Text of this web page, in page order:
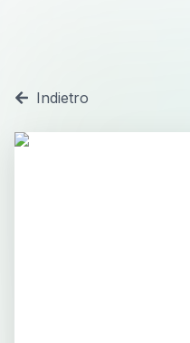
Indietro